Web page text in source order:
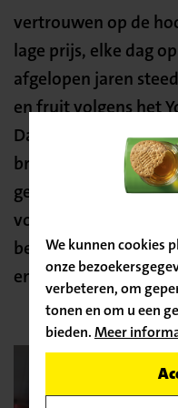
We kunnen cookies
onze
verbeteren, om
tonen en om u een
bieden.Meer
vertrouwen op de
lage prijs, elke dag
afgelopen jaren
en fruit volgens het
Daarnaast is
brood en vlees.
genoeg is, doen wij
voorzien in de vraag
betaalbare
en vlees.
Ga door